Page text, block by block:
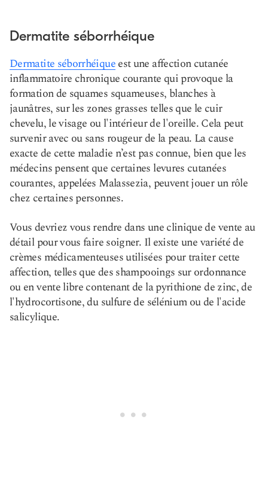
Dermatite séborrhéique
Dermatite séborrhéiqueest une affection cutanée
inflammatoire chronique courante qui provoque la
formation de squames squameuses, blanches à
jaunâtres, sur les zones grasses telles que le cuir
chevelu, le visage ou l'intérieur de l'oreille. Cela peut
survenir avec ou sans rougeur de la peau. La cause
exacte de cette maladie n’est pas connue, bien que les
médecins pensent que certaines levures cutanées
courantes, appelées Malassezia, peuvent jouer un rôle
chez certaines personnes.
Vous devriez vous rendre dans une clinique de vente au
détail pour vous faire soigner. Il existe une variété de
crèmes médicamenteuses utilisées pour traiter cette
affection, telles que des shampooings sur ordonnance
ou en vente libre contenant de la pyrithione de zinc, de
l'hydrocortisone, du sulfure de sélénium ou de l'acide
salicylique.